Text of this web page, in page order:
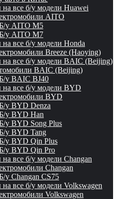
на все б/у модели Huawei
AITO
у AITO M5
у AITO M7
на все б/у модели Honda
Breeze (Haoying)
на все б/у модели BAIC (Beijing)
BAIC (Beijing)
у BAIC BJ40
на все б/у модели BYD
BYD
у BYD Denza
у BYD Han
у BYD Song Plus
у BYD Tang
у BYD Qin Plus
у BYD Qin Pro
на все б/у модели Changan
Changan
у Changan CS75
на все б/у модели Volkswagen
Volkswagen